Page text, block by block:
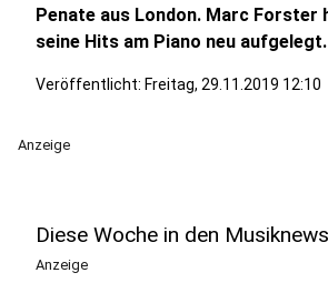
Penate aus London. Marc Forster
seine Hits am Piano neu aufgelegt.
Veröffentlicht: Freitag, 29.11.2019 12:10
Anzeige
Diese Woche in den Musiknews
Anzeige